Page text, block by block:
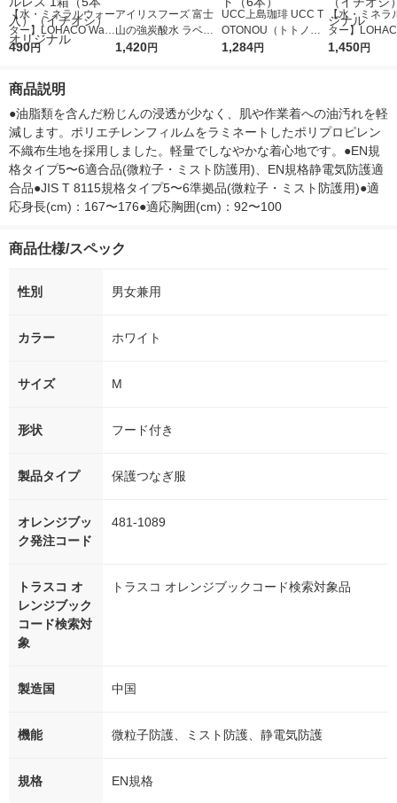
【水・ミネラルウォー
ター】LOHACO Wate
r（ロハコウォータ
シ） オリジナル
490円
アイリスフーズ 富士
山の強炭酸水 ラベル
レス 500ml 1箱（24
1,420円
UCC上島珈琲 UCC T
OTONOU（トトノ
ウ） by BLACK無糖 5
1,284円
【水・ミネラ
ター】
r 410ml 1箱（
1,450円
商品説明
●油脂類を含んだ粉じんの浸透が少なく、肌や作業着への油汚れを軽
減します。ポリエチレンフィルムをラミネートしたポリプロピレン
不織布生地を採用しました。軽量でしなやかな着心地です。●EN規
格タイプ5〜6適合品(微粒子・ミスト防護用)、EN規格静電気防護適
合品●JIS T 8115規格タイプ5〜6準拠品(微粒子・ミスト防護用)●適
応身長(cm)：167〜176●適応胸囲(cm)：92〜100
商品仕様/スペック
性別 男女兼用
カラー ホワイト
サイズ M
形状 フード付き
製品タイプ 保護つなぎ服
オレンジブッ
ク発注コード
481-1089
トラスコ オ
レンジブック
コード検索対
象
トラスコ オレンジブックコード検索対象品
製造国 中国
機能 微粒子防護、ミスト防護、静電気防護
規格 EN規格